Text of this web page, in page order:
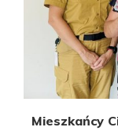
Mieszkańcy